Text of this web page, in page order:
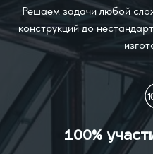
Решаем задачи любой
конструкций до
100%